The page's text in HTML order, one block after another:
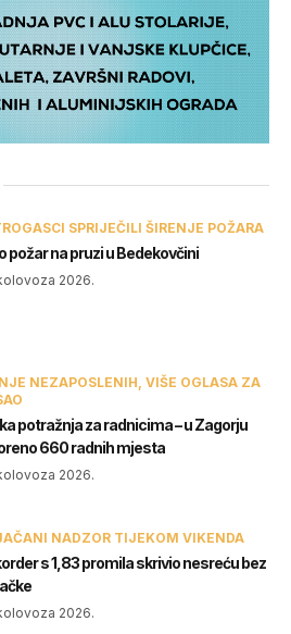
SPRIJEČILI ŠIRENJE POŽARA
požar na pruzi u Bedekovčini
2026.
NEZAPOSLENIH, VIŠE OGLASA ZA
potražnja za radnicima – u Zagorju
660 radnih mjesta
2026.
NADZOR TIJEKOM VIKENDA
s 1,83 promila skrivio nesreću bez
2026.